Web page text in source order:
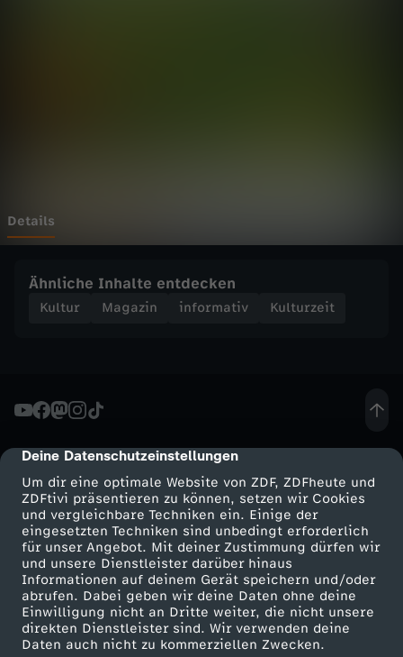
cmp-dialog-description
Deine Datenschutzeinstellungen
Um dir eine optimale Website von ZDF, ZDFheute und
ZDFtivi präsentieren zu können, setzen wir Cookies
und vergleichbare Techniken ein. Einige der
eingesetzten Techniken sind unbedingt erforderlich
für unser Angebot. Mit deiner Zustimmung dürfen wir
und unsere Dienstleister darüber hinaus
Informationen auf deinem Gerät speichern und/oder
abrufen. Dabei geben wir deine Daten ohne deine
Einwilligung nicht an Dritte weiter, die nicht unsere
direkten Dienstleister sind. Wir verwenden deine
Daten auch nicht zu kommerziellen Zwecken.
u
s
e
l
l
u
n
g
Details
Ähnliche Inhalte entdecken
Kultur Magazin informativ Kulturzeit
Mehr ZDF
ZDF-Apps
Smart TV
ZDFtext
Service
ZDFmitreden
Kontakt zum ZDF
Tickets